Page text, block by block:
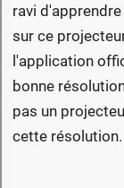
ravi
sur ce
l'application
bonne
pas un
cette résolution.